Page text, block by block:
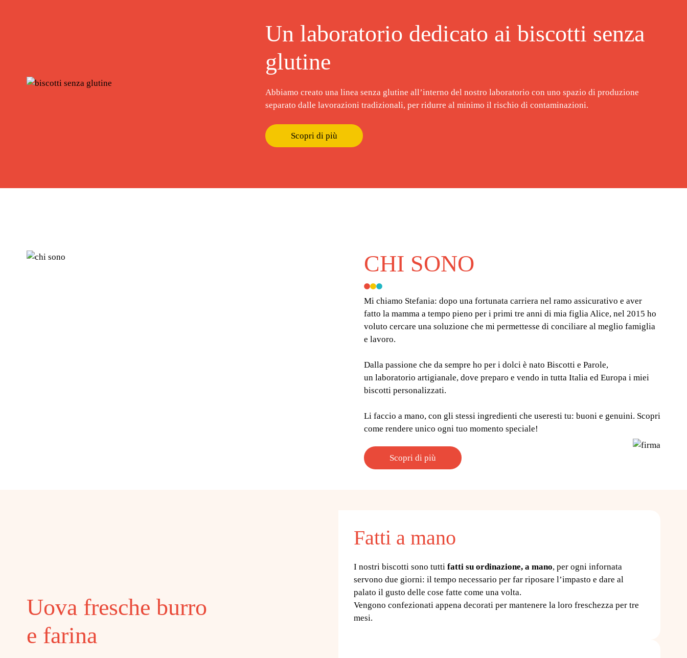
Un laboratorio dedicato ai biscotti senza
glutine
Abbiamo creato una linea senza glutine all’interno del nostro laboratorio con uno spazio di produzione
separato dalle lavorazioni tradizionali, per ridurre al minimo il rischio di contaminazioni.
Scopri di più
CHI SONO
Mi chiamo Stefania: dopo una fortunata carriera nel ramo assicurativo e aver
fatto la mamma a tempo pieno per i primi tre anni di mia figlia Alice, nel 2015 ho
voluto cercare una soluzione che mi permettesse di conciliare al meglio famiglia
e lavoro.
Dalla passione che da sempre ho per i dolci è nato Biscotti e Parole,
un laboratorio artigianale, dove preparo e vendo in tutta Italia ed Europa i miei
biscotti personalizzati.
Li faccio a mano, con gli stessi ingredienti che useresti tu: buoni e genuini. Scopri
come rendere unico ogni tuo momento speciale!
Scopri di più
Uova fresche burro
e farina
Fatti a mano
I nostri biscotti sono tutti fatti su ordinazione, a mano, per ogni infornata
servono due giorni: il tempo necessario per far riposare l’impasto e dare al
palato il gusto delle cose fatte come una volta.
Vengono confezionati appena decorati per mantenere la loro freschezza per tre
mesi.